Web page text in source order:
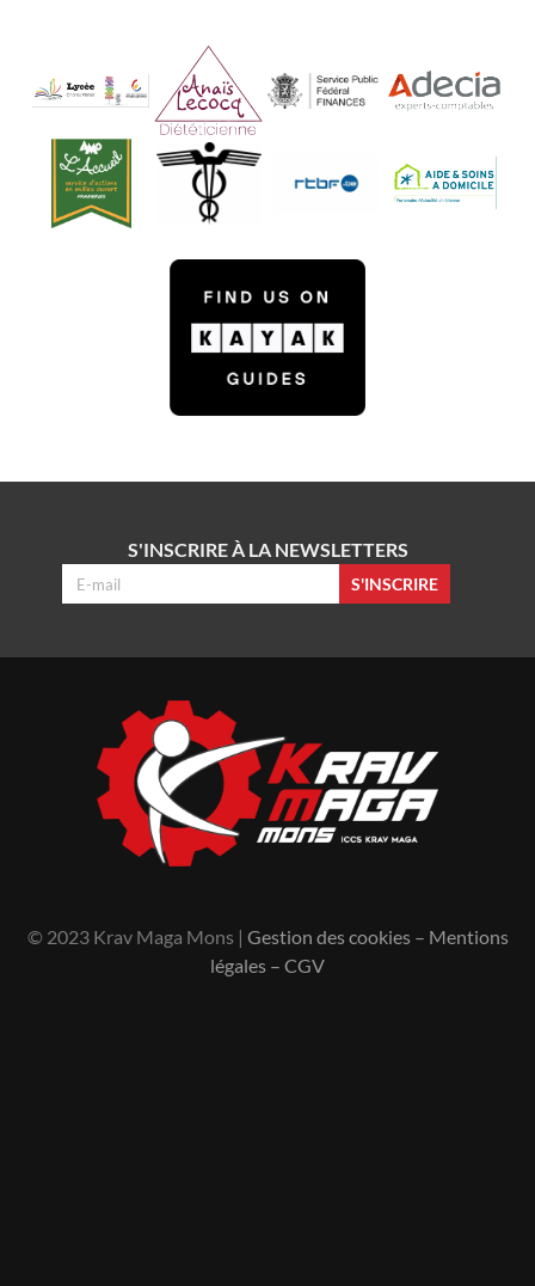
S'INSCRIRE À LA NEWSLETTERS
S'INSCRIRE
© 2023 Krav Maga Mons | Gestion des cookies– Mentions
légales – CGV